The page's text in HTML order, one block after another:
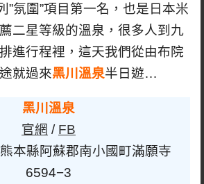
”氛圍”項目第一名，也是日本米
二星等級的溫泉，很多人到九
進行程裡，這天我們從由布院
就過來黑川溫泉半日遊…
黑川溫泉
官網 / FB
本縣阿蘇郡南小國町滿願寺
6594−3